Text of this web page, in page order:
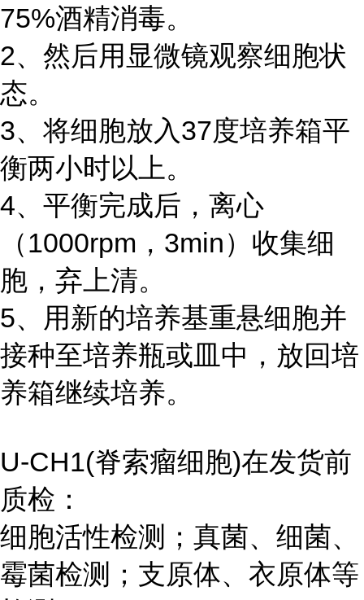
75%酒精消毒。
2、然后用显微镜观察细胞状
态。
3、将细胞放入37度培养箱平
衡两小时以上。
4、平衡完成后，离心
（1000rpm，3min）收集细
胞，弃上清。
5、用新的培养基重悬细胞并
接种至培养瓶或皿中，放回培
养箱继续培养。
U-CH1(脊索瘤细胞)在发货前
质检：
细胞活性检测；真菌、细菌、
霉菌检测；支原体、衣原体等